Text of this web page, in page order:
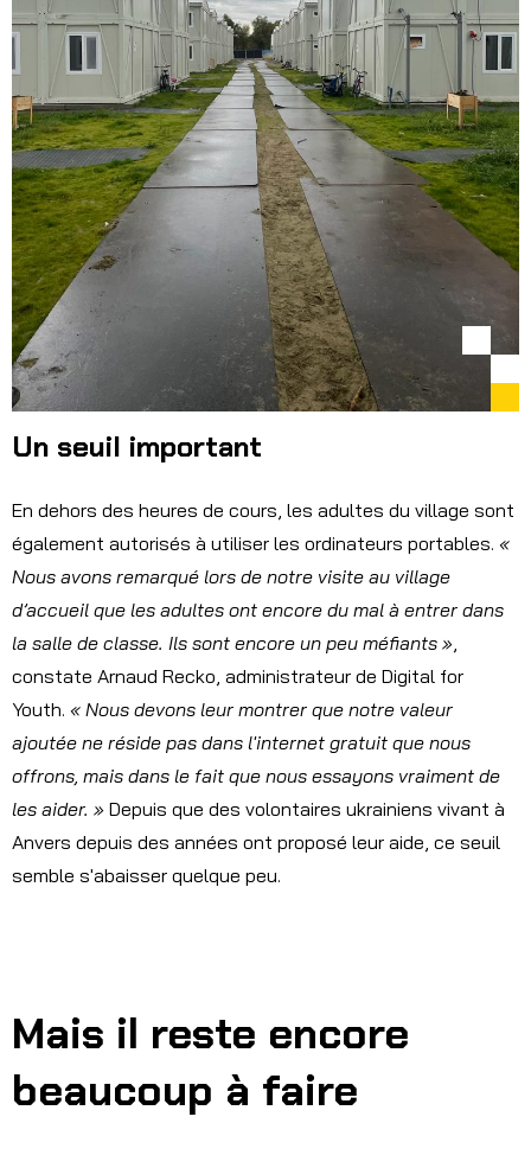
Un seuil important
En dehors des heures de cours, les adultes du village sont
également autorisés à utiliser les ordinateurs portables. «
Nous avons remarqué lors de notre visite au village
d’accueil que les adultes ont encore du mal à entrer dans
la salle de classe. Ils sont encore un peu méfiants »,
constate Arnaud Recko, administrateur de Digital for
Youth. « Nous devons leur montrer que notre valeur
ajoutée ne réside pas dans l'internet gratuit que nous
offrons, mais dans le fait que nous essayons vraiment de
les aider. » Depuis que des volontaires ukrainiens vivant à
Anvers depuis des années ont proposé leur aide, ce seuil
semble s'abaisser quelque peu.
Mais il reste encore
beaucoup à faire